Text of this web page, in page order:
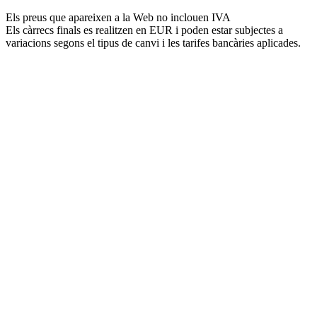
Els preus que apareixen a la Web no inclouen IVA
Els càrrecs finals es realitzen en EUR i poden estar subjectes a
variacions segons el tipus de canvi i les tarifes bancàries aplicades.